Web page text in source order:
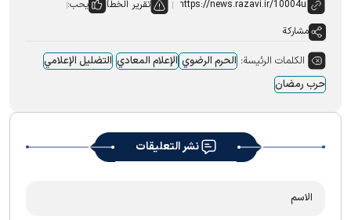
تقرير الخطأ
يحب:
مشاركة
الكلمات الرئيسة: الحرم الرضويالإعلام المعادي التضلیل الإعلامي
حرب رمضان
نشر التعليقات